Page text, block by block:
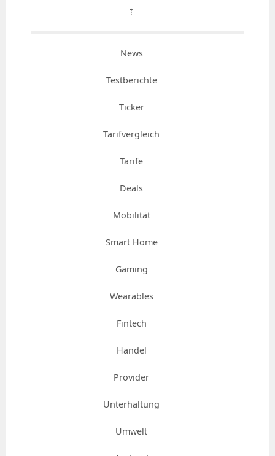
⇡
News
Testberichte
Ticker
Tarifvergleich
Tarife
Deals
Mobilität
Smart Home
Gaming
Wearables
Fintech
Handel
Provider
Unterhaltung
Umwelt